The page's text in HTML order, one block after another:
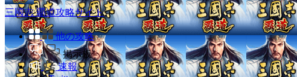
三國志 覇道攻略サイト
他の攻略
掲示板
速報